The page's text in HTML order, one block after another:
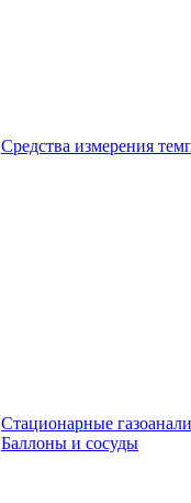
Средства измерения
Стационарные
Баллоны и сосуды